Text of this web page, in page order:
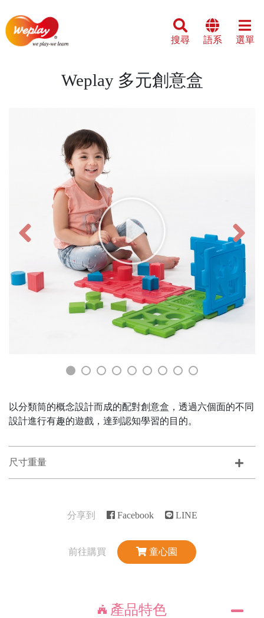
搜尋 語系 選單
Weplay 多元創意盒
以分類筒的概念設計而成的配對創意盒，透過六個面的不同
設計進行有趣的遊戲，達到認知學習的目的。
尺寸重量
分享到 Facebook LINE
前往購買 童心園
產品特色